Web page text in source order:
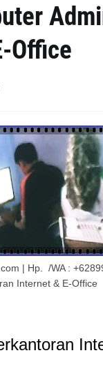
Office
| Hp. /WA :
Internet & E-Office